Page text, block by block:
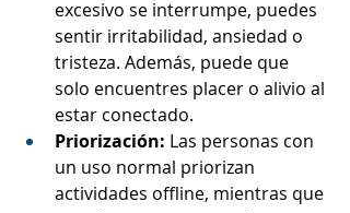
excesivo se interrumpe, puedes
sentir irritabilidad, ansiedad o
tristeza. Además, puede que
solo encuentres placer o alivio al
estar conectado.
Priorización: Las personas con
un uso normal priorizan
actividades offline, mientras que